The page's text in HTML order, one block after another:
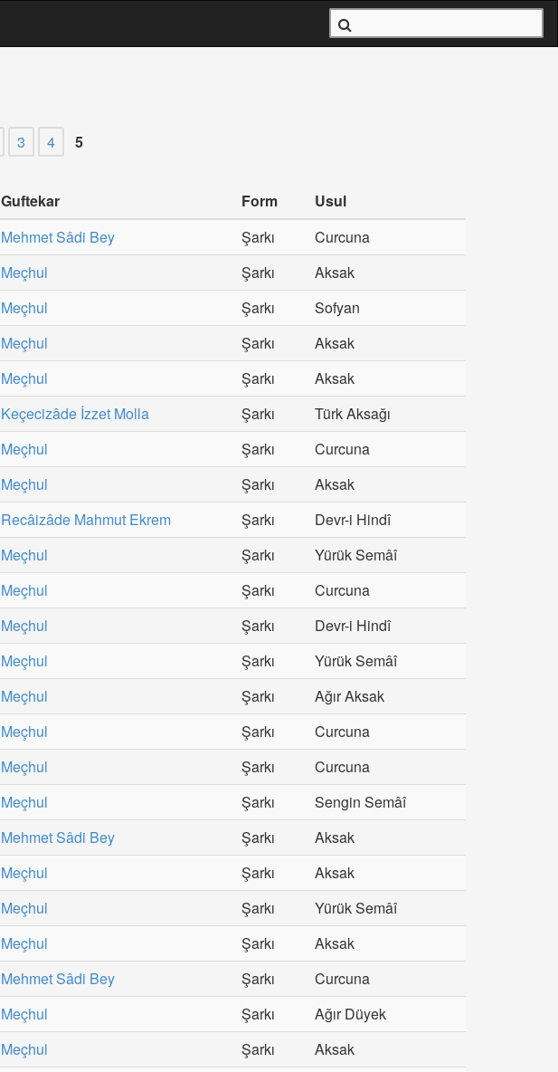
3 4 5
Guftekar Form
Usul
Mehmet Sâdi Bey Şarkı
Curcuna
Meçhul Şarkı
Aksak
Meçhul Şarkı
Sofyan
Meçhul Şarkı
Aksak
Meçhul Şarkı
Aksak
Keçecizâde İzzet Molla Şarkı
Türk Aksağı
Meçhul Şarkı
Curcuna
Meçhul Şarkı
Aksak
Recâizâde Mahmut Ekrem Şarkı
Devr-i Hindî
Meçhul Şarkı
Yürük Semâî
Meçhul Şarkı
Curcuna
Meçhul Şarkı
Devr-i Hindî
Meçhul Şarkı
Yürük Semâî
Meçhul Şarkı
Ağır Aksak
Meçhul Şarkı
Curcuna
Meçhul Şarkı
Curcuna
Meçhul Şarkı
Sengin Semâî
Mehmet Sâdi Bey Şarkı
Aksak
Meçhul Şarkı
Aksak
Meçhul Şarkı
Yürük Semâî
Meçhul Şarkı
Aksak
Mehmet Sâdi Bey Şarkı
Curcuna
Meçhul Şarkı
Ağır Düyek
Meçhul Şarkı
Aksak